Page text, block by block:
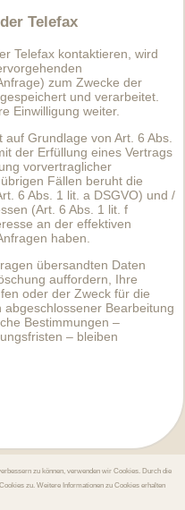
Telefax
Telefax kontaktieren, wird
zum Zwecke der
und verarbeitet.
Einwilligung weiter.
Grundlage von Art. 6 Abs.
der Erfüllung eines Vertrags
vorvertraglicher
Fällen beruht die
6 Abs. 1 lit. a DSGVO) und /
(Art. 6 Abs. 1 lit. f
an der effektiven
haben.
übersandten Daten
auffordern, Ihre
oder der Zweck für die
Bearbeitung
Bestimmungen –
– bleiben
zu können, verwenden wir Cookies. Durch die
zu. Weitere Informationen zu Cookies erhalten